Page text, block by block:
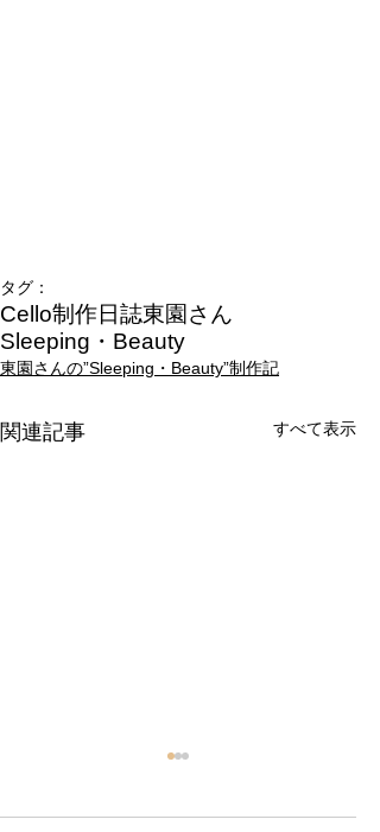
タグ：
Cello制作日誌東園さん
Sleeping・Beauty
東園さんの”Sleeping・Beauty”制作記
関連記事 すべて表示